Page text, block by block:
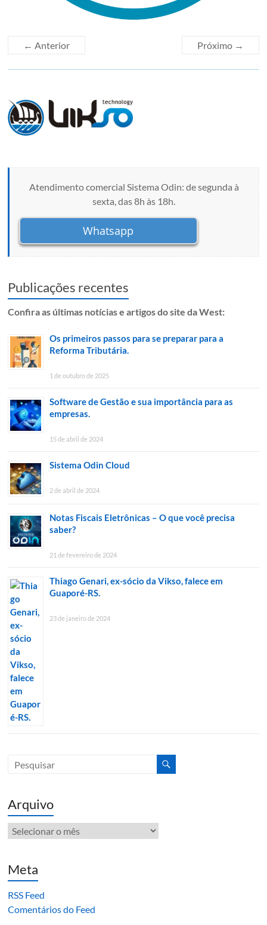
← Anterior Próximo →
Atendimento comercial Sistema Odin: de segunda à
sexta, das 8h às 18h.
Whatsapp
Publicações recentes
Confira as últimas notícias e artigos do site da West:
Os primeiros passos para se preparar para a
Reforma Tributária.
1 de outubro de 2025
Software de Gestão e sua importância para as
empresas.
15 de abril de 2024
Sistema Odin Cloud
2 de abril de 2024
Notas Fiscais Eletrônicas – O que você precisa
saber?
21 de fevereiro de 2024
Thiago Genari, ex-sócio da Vikso, falece em
Guaporé-RS.
23 de janeiro de 2024
Arquivo
Arquivo
Meta
RSS Feed
Comentários do Feed